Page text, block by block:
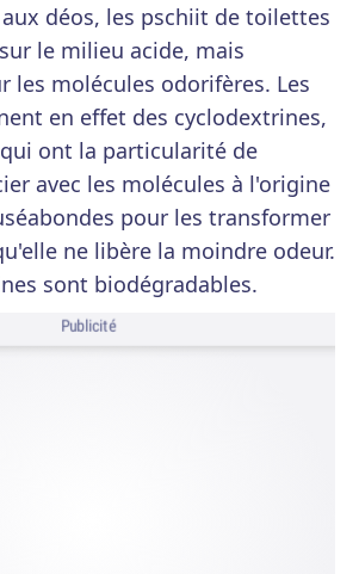
déos, les pschiit de toilettes
le milieu acide, mais
les molécules odorifères. Les
en effet des cyclodextrines,
ont la particularité de
avec les molécules à l'origine
pour les transformer
ne libère la moindre odeur.
sont biodégradables.
Publicité